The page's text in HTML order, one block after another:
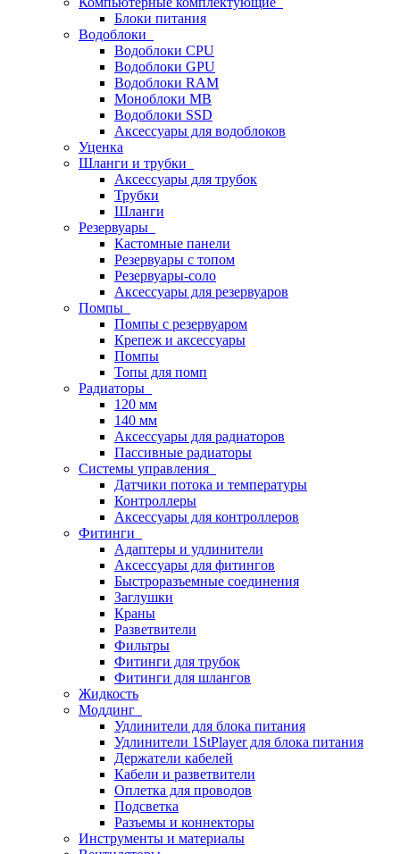
Блоки питания
Водоблоки
Водоблоки CPU
Водоблоки GPU
Водоблоки RAM
Моноблоки MB
Водоблоки SSD
Аксессуары для водоблоков
Уценка
Шланги и трубки
Аксессуары для трубок
Трубки
Шланги
Резервуары
Кастомные панели
Резервуары с топом
Резервуары-соло
Аксессуары для резервуаров
Помпы
Помпы с резервуаром
Крепеж и аксессуары
Помпы
Топы для помп
Радиаторы
120 мм
140 мм
Аксессуары для радиаторов
Пассивные радиаторы
Системы управления
Датчики потока и температуры
Контроллеры
Аксессуары для контроллеров
Фитинги
Адаптеры и удлинители
Аксессуары для фитингов
Быстроразъемные соединения
Заглушки
Краны
Разветвители
Фильтры
Фитинги для трубок
Фитинги для шлангов
Жидкость
Моддинг
Удлинители для блока питания
Удлинители 1StPlayer для блока питания
Держатели кабелей
Кабели и разветвители
Оплетка для проводов
Подсветка
Разъемы и коннекторы
Инструменты и материалы